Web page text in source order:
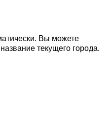
Вы можете
текущего города.